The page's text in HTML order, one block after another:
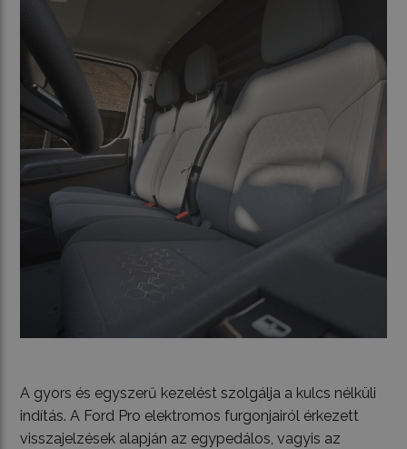
A gyors és egyszerű kezelést szolgálja a kulcs nélküli
indítás. A Ford Pro elektromos furgonjairól érkezett
visszajelzések alapján az egypedálos, vagyis az